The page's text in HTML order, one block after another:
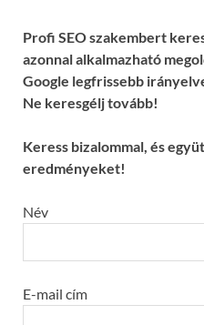
Profi SEO szakembert
azonnal alkalmazható
Google legfrissebb
Ne keresgélj tovább!
Keress bizalommal, és
eredményeket!
Név
E-mail cím